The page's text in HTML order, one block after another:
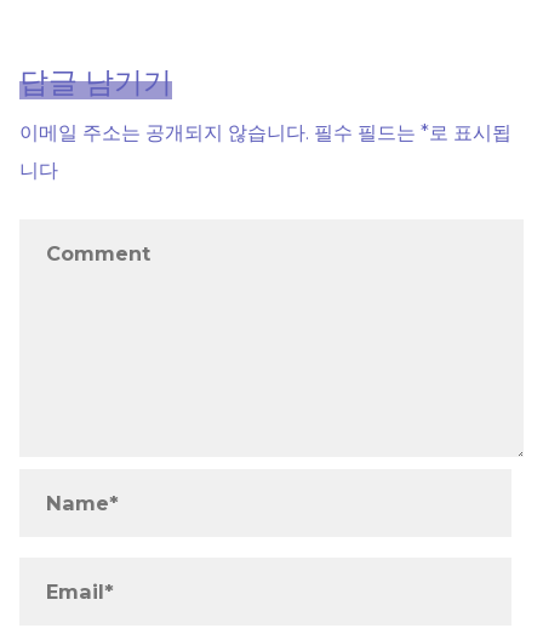
답글 남기기
이메일 주소는 공개되지 않습니다. 필수 필드는*로 표시됩
니다